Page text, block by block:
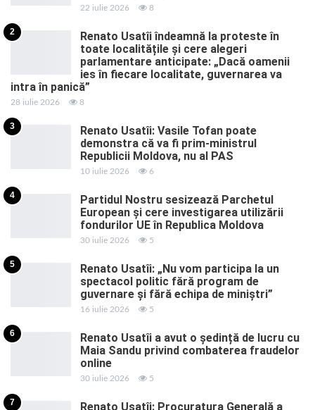
22 iulie 2026 8
2
Renato Usatîi îndeamnă la proteste în
toate localitățile și cere alegeri
parlamentare anticipate: „Dacă oamenii
ies în fiecare localitate, guvernarea va
intra în panică”
28 iulie 2026 8
3
Renato Usatîi: Vasile Tofan poate
demonstra că va fi prim-ministrul
Republicii Moldova, nu al PAS
10 iulie 2026 6
4
Partidul Nostru sesizează Parchetul
European și cere investigarea utilizării
fondurilor UE în Republica Moldova
30 iulie 2026 5
5
Renato Usatîi: „Nu vom participa la un
spectacol politic fără program de
guvernare și fără echipa de miniștri”
16 iulie 2026 5
6
Renato Usatîi a avut o ședință de lucru cu
Maia Sandu privind combaterea fraudelor
online
30 iulie 2026 5
7
Renato Usatîi: Procuratura Generală a